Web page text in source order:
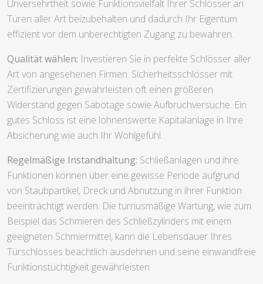
Unversehrtheit sowie Funktionsvielfalt Ihrer Schlösser an
Türen aller Art beizubehalten und dadurch Ihr Eigentum
effizient vor dem unberechtigten Zugang zu bewahren.
Qualität wählen: Investieren Sie in perfekte Schlösser aller
Art von angesehenen Firmen. Sicherheitsschlösser mit
Zertifizierungen gewährleisten oft einen größeren
Widerstand gegen Sabotage sowie Aufbruchversuche. Ein
gutes Schloss ist eine lohnenswerte Kapitalanlage in Ihre
Absicherung wie auch Ihr Wohlgefühl.
Regelmäßige Instandhaltung: Schließanlagen und ihre
Funktionen können über eine gewisse Periode aufgrund
von Staubpartikel, Dreck und Abnutzung in ihrer Funktion
beeinträchtigt werden. Die turnusmäßige Wartung, wie zum
Beispiel das Schmieren des Schließzylinders mit einem
geeigneten Schmiermittel, kann die Lebensdauer Ihres
Türschlosses beachtlich ausdehnen und seine einwandfreie
Funktionstüchtigkeit gewährleisten.